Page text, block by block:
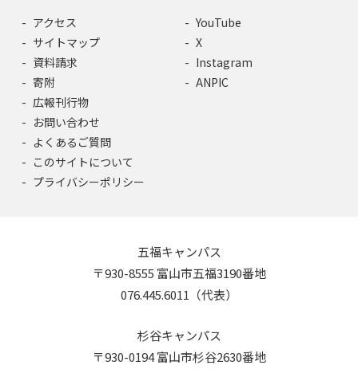
アクセス
サイトマップ
資料請求
寄附
広報刊行物
お問い合わせ
よくあるご質問
このサイトについて
プライバシーポリシー
YouTube
X
Instagram
ANPIC
五福キャンパス
〒930-8555 富山市五福3190番地
076.445.6011（代表）
杉谷キャンパス
〒930-0194 富山市杉谷2630番地